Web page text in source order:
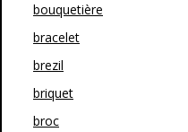
bouquetière
bracelet
brezil
briquet
broc